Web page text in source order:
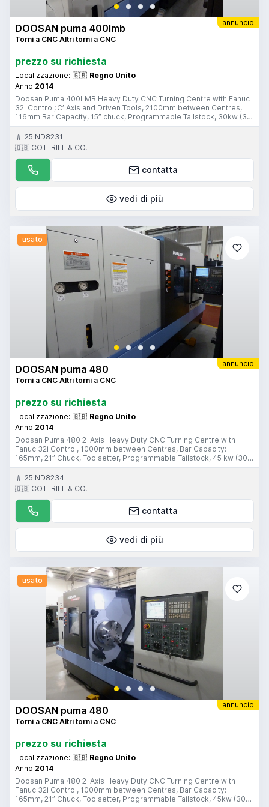
annuncio
DOOSAN puma 400lmb
Torni a CNC Altri torni a CNC
prezzo su richiesta
Localizzazione: 🇬🇧 Regno Unito
Anno 2014
Doosan Puma 400LMB Heavy Duty CNC Turning Centre with Fanuc
32i Control,’C’ Axis and Driven Tools, 2100mm between Centres,
116mm Bar Capacity, 15” chuck, Programmable Tailstock, 30kw (30
mins) Main Spindle Drive , Tooling Package with 4 Driven Tools: 2
Axial and 2 Radial. S/No. ML0136-004605 (2014 – Cancelled
Order/Demonstration Machine) This is a unique opportunity to
purchase a Cancelled Order/Ex. Demonstration Machine - This Item
is sold without the Manufacturer’s Warranty (Warranty is available
for a period of 1 to 3 years, Subject to conditions. Please contact
the auctioneer for further details) This Item is part of an Online
Auction Sale ending on Wednesday 23rd September 2015 at
www.cottandco.com
25IND8231
🇬🇧 COTTRILL & CO.
contatta
vedi di più
usato
annuncio
DOOSAN puma 480
Torni a CNC Altri torni a CNC
prezzo su richiesta
Localizzazione: 🇬🇧 Regno Unito
Anno 2014
Doosan Puma 480 2-Axis Heavy Duty CNC Turning Centre with
Fanuc 32i Control, 1000mm between Centres, Bar Capacity:
165mm, 21” Chuck, Toolsetter, Programmable Tailstock, 45 kw (30
mins) Main Spindle Drive, Tooling Package. S/No. ML0144-000468
(2014 – Cancelled Order/Demonstration Machine) This is a unique
opportunity to purchase a Cancelled Order/Ex. Demonstration
Machine - This Item is sold without the Manufacturer’s Warranty
(Warranty is available for a period of 1 to 3 years, Subject to
conditions. Please contact the auctioneer for further details) This
Item is part of an Online Auction Sale ending on Wednesday 23rd
September 2015 at 3.00pm (UK Time) Please visit our Website for
full details: www.cottandco.com
25IND8234
🇬🇧 COTTRILL & CO.
contatta
vedi di più
usato
annuncio
DOOSAN puma 480
Torni a CNC Altri torni a CNC
prezzo su richiesta
Localizzazione: 🇬🇧 Regno Unito
Anno 2014
Doosan Puma 480 2-Axis Heavy Duty CNC Turning Centre with
Fanuc 32i Control, 1000mm between Centres, Bar Capacity:
165mm, 21” Chuck, Toolsetter, Programmable Tailstock, 45kw (30